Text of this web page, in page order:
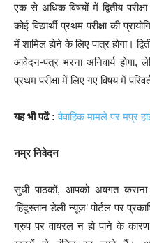
एक से अधिक विषयों में द्वितीय
कोई विद्यार्थी प्रथम परीक्षा की
में शामिल होने के लिए पात्र होगा।
आवेदन-पत्र भरना अनिवार्य होगा,
प्रथम परीक्षा में लिए गए विषय में
यह भी पढें : वैवाहिक मामले पर मप्र
नम्र निवेदन
सुधी पाठकों, आपको अवगत
‘हिंदुस्तान डेली न्यूज’ पोर्टल पर
ग्रुप पर वायरल न हो पाने के